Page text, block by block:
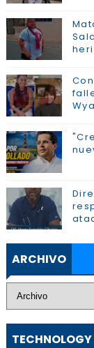
ARCHIVO
TECHNOLOGY